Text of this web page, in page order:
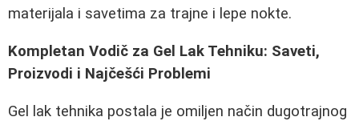
materijala i savetima za trajne i lepe nokte.
Kompletan Vodič za Gel Lak Tehniku: Saveti,
Proizvodi i Najčešći Problemi
Gel lak tehnika postala je omiljen način dugotrajnog